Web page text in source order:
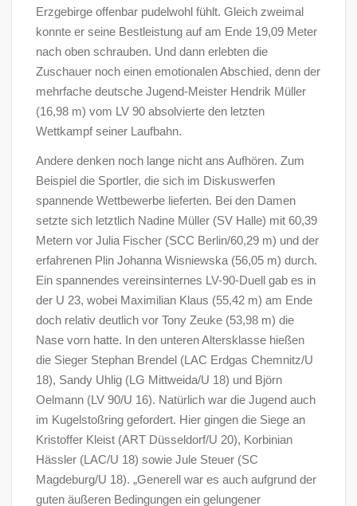
Erzgebirge offenbar pudelwohl fühlt. Gleich zweimal
konnte er seine Bestleistung auf am Ende 19,09 Meter
nach oben schrauben. Und dann erlebten die
Zuschauer noch einen emotionalen Abschied, denn der
mehrfache deutsche Jugend-Meister Hendrik Müller
(16,98 m) vom LV 90 absolvierte den letzten
Wettkampf seiner Laufbahn.
Andere denken noch lange nicht ans Aufhören. Zum
Beispiel die Sportler, die sich im Diskuswerfen
spannende Wettbewerbe lieferten. Bei den Damen
setzte sich letztlich Nadine Müller (SV Halle) mit 60,39
Metern vor Julia Fischer (SCC Berlin/60,29 m) und der
erfahrenen Plin Johanna Wisniewska (56,05 m) durch.
Ein spannendes vereinsinternes LV-90-Duell gab es in
der U 23, wobei Maximilian Klaus (55,42 m) am Ende
doch relativ deutlich vor Tony Zeuke (53,98 m) die
Nase vorn hatte. In den unteren Altersklasse hießen
die Sieger Stephan Brendel (LAC Erdgas Chemnitz/U
18), Sandy Uhlig (LG Mittweida/U 18) und Björn
Oelmann (LV 90/U 16). Natürlich war die Jugend auch
im Kugelstoßring gefordert. Hier gingen die Siege an
Kristoffer Kleist (ART Düsseldorf/U 20), Korbinian
Hässler (LAC/U 18) sowie Jule Steuer (SC
Magdeburg/U 18). „Generell war es auch aufgrund der
guten äußeren Bedingungen ein gelungener